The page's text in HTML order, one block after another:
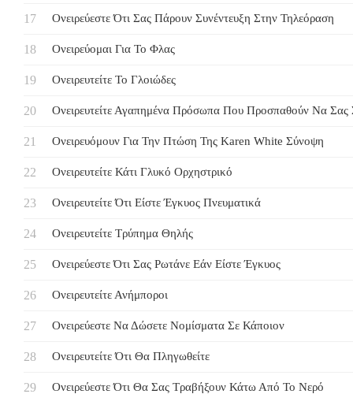
Ονειρεύεστε Ότι Σας Πάρουν Συνέντευξη Στην Τηλεόραση
Ονειρεύομαι Για Το Φλας
Ονειρευτείτε Το Γλοιώδες
Ονειρευτείτε Αγαπημένα Πρόσωπα Που Προσπαθούν Να Σας
Ονειρευόμουν Για Την Πτώση Της Karen White Σύνοψη
Ονειρευτείτε Κάτι Γλυκό Ορχηστρικό
Ονειρευτείτε Ότι Είστε Έγκυος Πνευματικά
Ονειρευτείτε Τρύπημα Θηλής
Ονειρεύεστε Ότι Σας Ρωτάνε Εάν Είστε Έγκυος
Ονειρευτείτε Ανήμποροι
Ονειρεύεστε Να Δώσετε Νομίσματα Σε Κάποιον
Ονειρευτείτε Ότι Θα Πληγωθείτε
Ονειρεύεστε Ότι Θα Σας Τραβήξουν Κάτω Από Το Νερό